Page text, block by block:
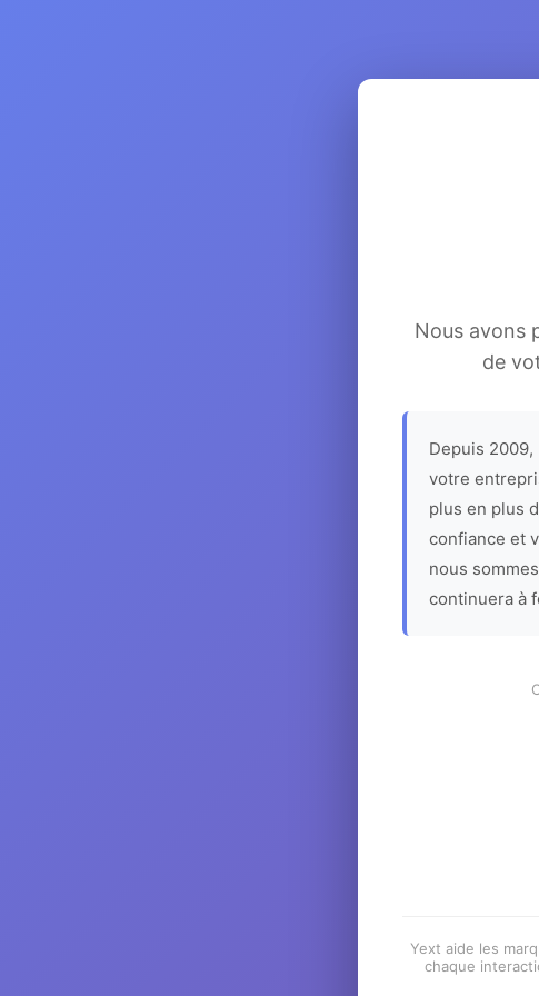
Nous avons
de
Depuis
votre
plus en plus
confiance et
nous
continuera à
Yext aide les
chaque